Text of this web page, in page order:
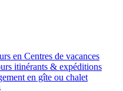
en Centres de vacances
itinérants & expéditions
en gîte ou chalet